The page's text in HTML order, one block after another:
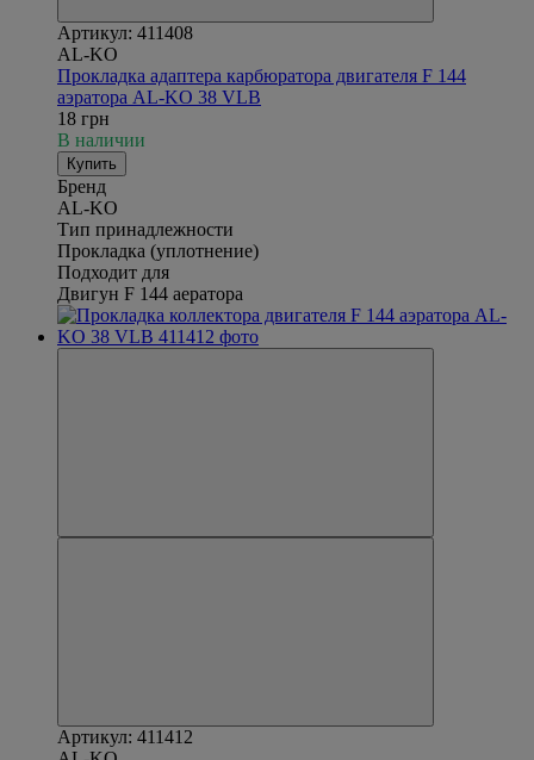
Артикул: 411408
AL-KO
Прокладка адаптера карбюратора двигателя F 144
аэратора AL-KO 38 VLB
18 грн
В наличии
Купить
Бренд
AL-KO
Тип принадлежности
Прокладка (уплотнение)
Подходит для
Двигун F 144 аератора
Артикул: 411412